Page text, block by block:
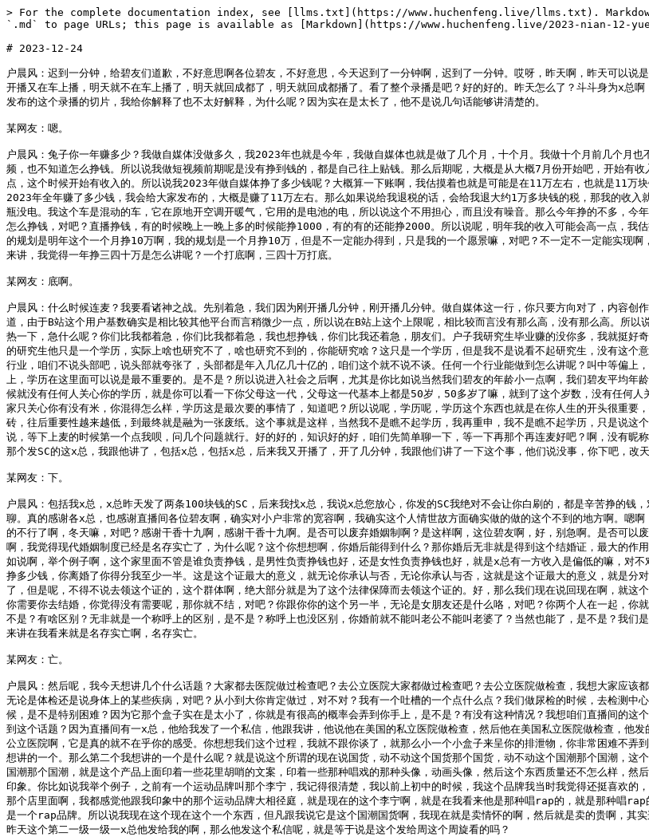
> For the complete documentation index, see [llms.txt](https://www.huchenfeng.live/llms.txt). Markdown versions of documentation pages are available by appending `.md` to page URLs; this page is available as [Markdown](https://www.huchenfeng.live/2023-nian-12-yue/2023-12-24.md).

# 2023-12-24

户晨风：迟到一分钟，给碧友们道歉，不好意思啊各位碧友，不好意思，今天迟到了一分钟啊，迟到了一分钟。哎呀，昨天啊，昨天可以说是世纪之战了啊，世纪之战，元气大伤，元气大伤。别着急啊，刚开播，稍微等一下人啊，刚开播又在车上播，明天就不在车上播了，明天就回成都了，明天就回成都播了。看了整个录播是吧？好的好的。昨天怎么了？斗斗身为x总啊，x总你可以去看一下那个录播，你在B站搜户晨风，然后选择最新发布，你可以看一下今天发布的这个录播的切片，我给你解释了也不太好解释，为什么呢？因为实在是太长了，他不是说几句话能够讲清楚的。

某网友：嗯。

户晨风：兔子你一年赚多少？我做自媒体没做多久，我2023年也就是今年，我做自媒体也就是做了几个月，十个月。我做十个月前几个月也不知道怎么挣钱，都是我从其他地方之前的钱，或者说我之前工作剩下来的钱，然后来拍视频，也不知道怎么挣钱。所以说我做短视频前期呢是没有挣到钱的，都是自己往上贴钱。那么后期呢，大概是从大概7月份开始吧，开始有收入的，一个月大概挣个1万吧左右吧，1万左右，有的时候8000，对吧？有的时候1万多一点，这个时候开始有收入的。所以说我2023年做自媒体挣了多少钱呢？大概算一下账啊，我估摸着也就是可能是在11万左右，也就是11万块钱左右。当然了我2023年的整体的一个收入情况，我会做一个财报发布给大家的，就是我2023年全年赚了多少钱，我会给大家发布的，大概是赚了11万左右。那么如果说给我退税的话，会给我退大约1万多块钱的税，那我的收入就又多了1万多，对吧？反正目前而言是大约11万左右。户子车不打着一直开灯暖气，小心电瓶没电。我这个车是混动的车，它在原地开空调开暖气，它用的是电池的电，所以说这个不用担心，而且没有噪音。那么今年挣的不多，今年挣的不多，因为今年还不知道怎么挣钱，尤其是前几个月。后面嘛，你比如说现在我也知道怎么挣钱，对吧？直播挣钱，有的时候晚上一晚上多的时候能挣1000，有的有的还能挣2000。所以说呢，明年我的收入可能会高一点，我估摸着明年我的收入会在至少是40万左右，明年我做自媒体的收入至少是一年40万。我个人的规划是明年这个一个月挣10万啊，我的规划是一个月挣10万，但是不一定能办得到，只是我的一个愿景嘛，对吧？不一定不一定能实现啊，反正我估摸着明年你怎么着也得收入翻翻啊，对吧？一年赚30万不多，对于最起码对于我来讲，我觉得一年挣三四十万是怎么讲呢？一个打底啊，三四十万打底。

某网友：底啊。

户晨风：什么时候连麦？我要看诸神之战。先别着急，我们因为刚开播几分钟，刚开播几分钟。做自媒体这一行，你只要方向对了，内容创作对了，或者说就像我直播一样，话题抓对了，这挣钱很容易的，很容易的。当然了我们都知道，由于B站这个用户基数确实是相比较其他平台而言稍微少一点，所以说在B站上这个上限呢，相比较而言没有那么高，没有那么高。所以说我想在B站把收入达到10万还是比较困难的，还是比较困难的。先预热一下是吧？对，先预热一下，急什么呢？你们比我都着急，你们比我都着急，我也想挣钱，你们比我还着急，朋友们。户子我研究生毕业赚的没你多，我就挺好奇的，你研究生毕业就是你为什么会认为你会赚的比我多呢？对吧？你研究生毕业，学大部分的研究生他只是一个学历，实际上啥也研究不了，啥也研究不到的，你能研究啥？这只是一个学历，但是我不是说看不起研究生，没有这个意思，我本身就是高中毕业。任何一个行业能做到好的人，你就不要看他的学历。在任何一个行业，咱们不说头部吧，说头部就夸张了，头部都是年入几亿几十亿的，咱们这个就不说不谈。任何一个行业能做到怎么讲呢？叫中等偏上，你就不要问他的学历了，像问这种问题就极其幼稚的，说明这个人有能力才能做到中等偏上，学历在这里面可以说是最不重要的。是不是？所以说进入社会之后啊，尤其是你比如说当然我们碧友的年龄小一点啊，我们碧友平均年龄我估计咱们直播间都是20多岁，30岁，30多岁最多了啊。你要你混到四五十岁，你那个时候就没有任何人关心你的学历，就是你可以看一下你父母这一代，父母这一代基本上都是50岁，50多岁了嘛，就到了这个岁数，没有任何人关心你的学历啊，也没有你，你包括你父母这一代出去聚会什么的，就是在这个岁数呢，大家只关心你有没有米，你混得怎么样，学历这是最次要的事情了，知道吧？所以说呢，学历呢，学历这个东西也就是在你人生的开头很重要，什么叫开头呢？从学校毕业前三年前五年，或者说前七八年，这个确实很重要，一块敲门砖，往后重要性越来越低，到最终就是融为一张废纸。这个事就是这样，当然我不是瞧不起学历，我再重申，我不是瞧不起学历，只是说这个东西在你人生的阶段，尤其是中后阶段就没有用了，就是没有用。有个SC，知识爱泡茶说，等下上麦的时候第一个点我呗，问几个问题就行。好的好的，知识好的好，咱们先简单聊一下，等一下再那个再连麦好吧？啊，没有昵称不行吗？没x总说昨天你下播漏了三条SC总计160块钱。呃，是这样，没x总，我昨天也跟那个发SC的这x总，我跟他讲了，包括x总，包括x总，后来我又开播了，开了几分钟，我跟他们讲了一下这个事，他们说没事，你下吧，改天再说。然后x总说他们自己聊一下。

某网友：下。

户晨风：包括我x总，x总昨天发了两条100块钱的SC，后来我找x总，我说x总您放心，你发的SC我绝对不会让你白刷的，都是辛苦挣的钱，对吧？大家钱谁都不是大风刮来的。但x总很好气，很豪爽，x总没事没事，户子有空了再聊。真的感谢各x总，也感谢直播间各位碧友啊，确实对小户非常的宽容啊，我确实这个人情世故方面确实做的做的这个不到的地方啊。嗯啊，户子你嘴皮子怎么了？这干啊，你看都干的都干的不行了，看我嘴皮子碧友啊，这几天干的不行了啊，冬天嘛，对吧？感谢干香十九啊，感谢干香十九啊。是否可以废弃婚姻制啊？是这样啊，这位碧友啊，好，别急啊。是否可以废除婚姻制？我觉得婚姻呢，废除谈不上，婚姻可以做一种怎么样的做一种选择。实际上来讲啊，我觉得现代婚姻制度已经是名存实亡了，为什么呢？这个你想想啊，你婚后能得到什么？那你婚后无非就是得到这个结婚证，最大的作用是什么？最大作用是什么？是法律上的保障，保障双方的权益。什么叫保障双方权益？你比如说啊，举个例子啊，这个家里面不管是谁负责挣钱，是男性负责挣钱也好，还是女性负责挣钱也好，就是x总有一方收入是偏低的嘛，对不对？无论是男女啊，那么有了这个证之后，你就可以捆绑对方的财富了啊，就是无论如何你挣多少钱，你离婚了你得分我至少一半。这是这个证最大的意义，就无论你承认与否，无论你承认与否，这就是这个证最大的意义，就是分对方的钱。当然了，我知道很多碧友说那我有爱情，我肯定是相信的，这个世界上当然有爱情了，但是呢，不得不说去领这个证的，这个群体啊，绝大部分就是为了这个法律保障而去领这个证的。好，那么我们现在说回现在啊，就这个婚姻制度啊，需不需要废除啊？我觉得呢，就是废除倒没有必要，就做一种选择，那你觉得你需要你去结婚，你觉得没有需要呢，那你就不结，对吧？你跟你你的这个另一半，无论是女朋友还是什么咯，对吧？你两个人在一起，你就住一起就行了，跟结不结婚有什么区别呢？反正你婚后能得到的，婚前也一样能得到啊，是不是？有啥区别？无非就是一个称呼上的区别，是不是？称呼上也没区别，你婚前就不能叫老公不能叫老婆了？当然也能了，是不是？我们是个很自由的社会啊，你爱怎么叫怎么叫，你爱怎么玩怎么玩，对不对？所以说婚姻制度目前来讲在我看来就是名存实亡啊，名存实亡。

某网友：亡。

户晨风：然后呢，我今天想讲几个什么话题？大家都去医院做过检查吧？去公立医院大家都做过检查吧？去公立医院做检查，我想大家应该都做过尿检吧？但是我说的是很正规正常的东西，不要乱想，大家肯定都做过尿检，对吧？你无论是体检还是说身体上的某些疾病，对吧？从小到大你肯定做过，对不对？我有一个吐槽的一个点什么点？我们做尿检的时候，去检测中心去领呈你的尿液的小盒子，记不记得？小盒子是不是特别小？你去厕所接那个排泄物的时候，是不是特别困难？因为它那个盒子实在是太小了，你就是有很高的概率会弄到你手上，是不是？有没有这种情况？我想咱们直播间的这个碧友啊，但凡去过医院做过这个相关检查，你肯定就有过这种经历，是不是？为什么我会想到这个话题？因为直播间有一x总，他给我发了一个私信，他跟我讲，他说他在美国的私立医院做检查，然后他在美国私立医院做检查，他发的罐子就特别大，他就不会弄到手上。我觉得这真是一个很大的槽点。这就代表什么？这个公立医院啊，它是真的就不在乎你的感受。你想想我们这个过程，我就不跟你谈了，就那么小一个小盒子来呈你的排泄物，你非常困难不弄到手上，弄到手上才是大概率事件，是还是不是？没毛病吧？对不对？所以说这个就是我今天想讲的一个。那么第二个我想讲的一个是什么呢？就是说这个所谓的现在说国货，动不动这个国货那个国货，动不动这个国潮那个国潮，这个潮就是潮流的潮了，这个国潮那个国潮。我现在一想起这种词汇，这个国货那个国货，这个国潮那个国潮，就是这个产品上面印着一些花里胡哨的文案，印着一些那种唱戏的那种头像，动画头像，然后这个东西质量还不怎么样，然后卖的比同类还贵。问就是国潮，问就是国货，这就是目前这个所谓的国潮国货留给我的一个印象。你比如说我举个例子，之前有一个运动品牌叫那个李宁，我记得很清楚，我以前上初中的时候，我这个品牌我当时我觉得还挺喜欢的，当然后来我很多年没穿了。这不是前一段时间吗？我在逛街，我的妈呀，我一走进那个李宁那个店里面啊，我都感觉他跟我印象中的那个运动品牌大相径庭，就是现在的这个李宁啊，就是在我看来他是那种唱rap的，就是那种唱rap的人才会进去买那个衣服，就特别的花里胡哨，哎呀，我实在是不知道这是一个运动品牌还是一个rap品牌。所以说我现在这个现在这个一个东西，但凡跟我说它是这个国潮国货啊，我现在就是卖情怀的啊，然后就是卖的贵啊，其实这就是给我留下的这个第一印象啊。好，这样啊，然后呢，我再读一个这个私信啊，这个是昨天这个第二一级一级一x总他发给我的啊，那么他发这个私信呢，就是等于说是这个发给周这个周旋看的吗？

某网友：啊。

户晨风：他是这样发的啊，当然有些中间这个不能读的我就自动屏蔽了啊。他说，这是什么特有的大家长对大家长啊，必须得感恩戴德，质疑的人都是混不开的。费利尔周旋的话大部分虽然有道理，但是他一开始已经设定好了某些机构完全正面的形象，并且把大部分不认同他的人定义为眼界、生活、交际圈处于下层的人。有没有一种可能，有的人已经从宏大的观念里面走出来了，我坚定条件也不差，父亲是央企省公司领导，母亲在机关，在很多领域并不比科研圈的人差，也是在挫折和转机里面走出宏大叙事的。永远强调宏大叙事的结果就是微观叙事中的不幸往往被忽视和压制。哎呀，这一段话写的实在是太好了，这实在是太好了。我觉得呢，你出生你的出身很好，这对于你来讲绝对是一件好事，我觉得对于我来讲也是一件好事，对吧？毕竟你活的好，我觉得这是件好事。但是你活的好呢，你如果一直沉迷在这种宏大叙事里面呢，我觉得就对于你未来的这个发展路径也不见得是一种好事，因为你会忽视个体的这种需求，忽视个体的这种承受的代价。那么你跟别人的相处我觉得也会出现问题，因为你不在乎别人的感受。那么如果说有一天你个人成为了你嘴里所说的这一小部分人，或者成为了你嘴里所说的这个代价，那怎么办呢？你会怎么去做？是不是？所以说我觉得这个xxxx总说的很好，我再读一下他最后一句话：永远强调宏大叙事的结果就是微观叙事中的不幸往往被忽视和压制。这说的确实很好。卡龙堡的地花说，求连麦，想跟你聊聊关于家庭方面的东西。好的好的，好，我们现在开始连麦，我们现在开始连麦。好，我现在先把连麦关了好，现在大家可以申请连麦了，大家可以申请连麦。现在大家可以申请连麦了。

某网友：好，大家可以申请连麦了。好，我看一下那个是谁，现在我们先连第一个，知识爱泡茶。

户晨风：知识爱泡茶，你在哪？

某网友：知识爱泡茶申请了吗？知识爱泡茶，我没看到你啊。看到了，好，请讲。喂喂。喂，请讲，请直接把他关。联就是我昨天就是我总结一下那个周旋的那个逻辑，他等一下，喂，听得到吗？

户晨风：你说啊。

某网友：说啊，就是我总结一下昨天周旋的逻辑，他的逻辑就是说，他就是虽然你已经从高中出了社会打拼了十几年，但是因为你是高中嘛，所以你就没有他一个博士生懂社会，这点你认同吗？

户晨风：这个有没有什么认同？这是你观察到的点，这个不存在认不认同。不是，这是他的逻辑，你认同他这个逻辑吗？

某网友：你说你的就行了，你说你的，你别反问我，你说你的。

户晨风：我就是很好奇，为什么你们每次都不能在关键时刻补导他们，反而跟他们辩论到一个小时两个小时都说服不了他？

某网友：这个我觉得还是比较正常吧，你想他活了这么几十年，他的圈子，他的认知，对吧？他每天接收到的信息，我觉得我说服不了反而是正常的，感谢阿白，我说服得了感觉就不正常了。喂。

户晨风：喂喂喂，听到吗？你说啊，你说啊，你直接说啊。

某网友：哦，我说我，我说我，我想就是举一个例子，就是我老家是山东的一个很经济很差，就发展倒数的一个县城，然后他现在规划了两个高铁站，一个机场，然后未来好像还要给每个区每个县都规划高铁站，然后然后我就你怎么看这件事？

户晨风：规划呢肯定见不了，因为现在再规划已经晚了。

某网友：因为现在没米了。

户晨风：如果说十年前倒是有可能，就现在规划纯属就是逗你玩。

某网友：确实，但是按周旋他们这些人的逻辑来说，就是见了就会对当地有什么好处呢？然后然后然后我想想，我先向外吧。

户晨风：哦，行，好，谢谢啊，好，拜拜。好，我们连下一个啊，下一个好，这个卡龙卡龙宝，卡龙宝地花，好，我知道了，卡龙宝地花啊。

某网友：哎，你好你好，喂，说话怎么回事？这都什么年代了，手机还听不到声音呢？

户晨风：下一个啊，下一个连谁？别急啊，你好你好，喂。

某网友：喂，这麦都怎么回事啊？这麦都不行啊，这么拉的吗？

户晨风：下一个啊，您好，您好，嗯，请直接表达观点。

某网友：然后其实也是我看你直播困扰了一些时间的问题，就是说你说因为小部分就是因为大部分人的利益而牺牲小部分人，这是不对的，对吗？嗯，其实我也是赞同的，但是呢我在想，就拿拆迁来举个例子吧，那比方说一片地方规划区要拆，对不对？就是这个小区里99%的